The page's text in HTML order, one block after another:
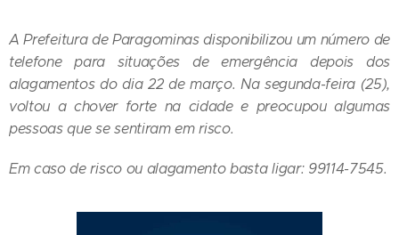
A Prefeitura de Paragominas disponibilizou um número de
telefone para situações de emergência depois dos
alagamentos do dia 22 de março. Na segunda-feira (25),
voltou a chover forte na cidade e preocupou algumas
pessoas que se sentiram em risco.
Em caso de risco ou alagamento basta ligar: 99114-7545.